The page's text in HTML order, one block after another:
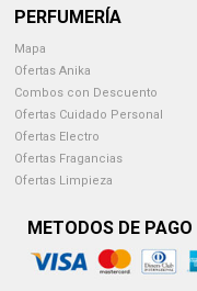
PERFUMERÍA
Mapa
Ofertas Anika
Combos con Descuento
Ofertas Cuidado Personal
Ofertas Electro
Ofertas Fragancias
Ofertas Limpieza
METODOS DE PAGO